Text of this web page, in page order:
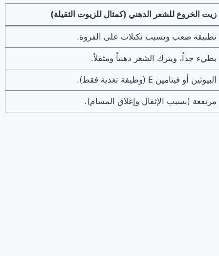
زيت الخروع للشعر الدهني (كمثال للزيوت الثقيلة)
تطبيقه صعب ويسبب تكتلات على الفروة.
بطيء جداً، ويترك الشعر دهنياً ومثقلاً.
البيوتين أو فيتامين E (وظيفة تغذية فقط).
مرتفعة (بسبب الإثقال وإغلاق المسام).